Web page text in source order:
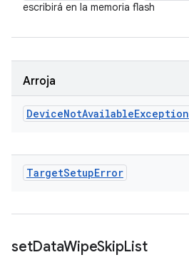
escribirá en la memoria flash
Arroja
DeviceNotAvailableException
TargetSetupError
setDataWipeSkipList